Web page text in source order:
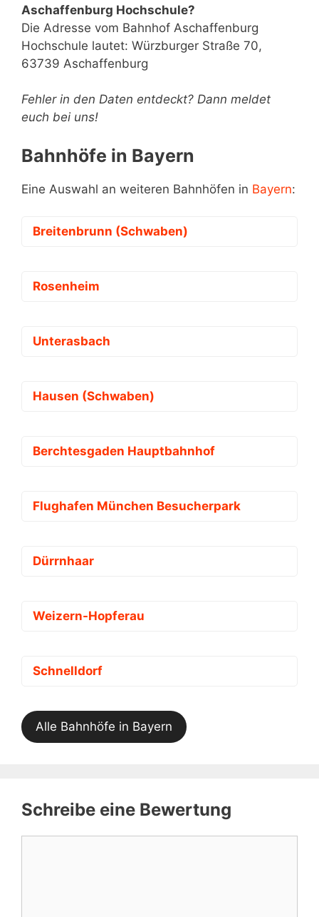
Aschaffenburg Hochschule?
Die Adresse vom Bahnhof Aschaffenburg
Hochschule lautet: Würzburger Straße 70,
63739 Aschaffenburg
Fehler in den Daten entdeckt? Dann meldet
euch bei uns!
Bahnhöfe in Bayern
Eine Auswahl an weiteren Bahnhöfen in Bayern:
Breitenbrunn (Schwaben)
Rosenheim
Unterasbach
Hausen (Schwaben)
Berchtesgaden Hauptbahnhof
Flughafen München Besucherpark
Dürrnhaar
Weizern-Hopferau
Schnelldorf
Alle Bahnhöfe in Bayern
Schreibe eine Bewertung